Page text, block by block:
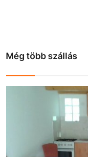
Még több szállás